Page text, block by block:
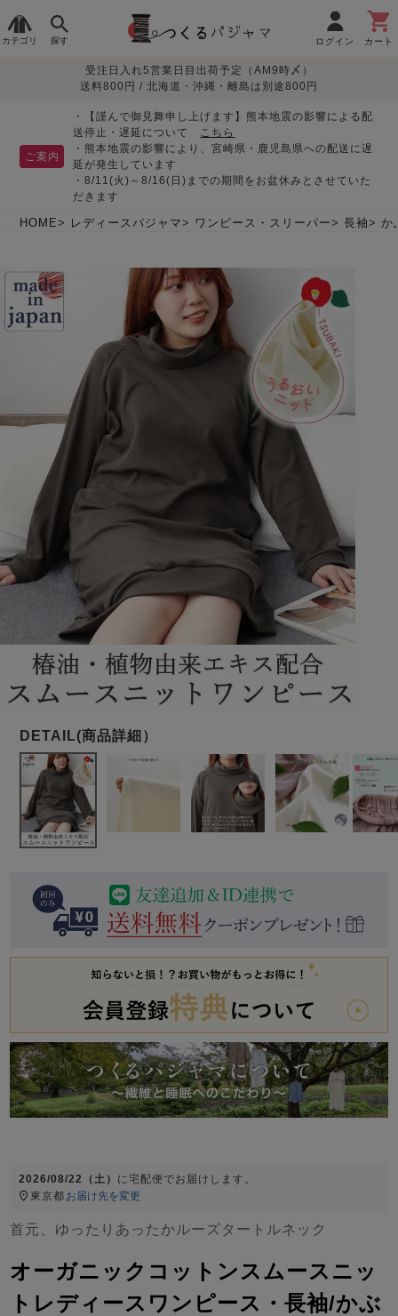
カテゴリ 探す ログイン カート
レディースパジャマ
秋 冬
メンズパジャマ
春 夏 秋
ガールズパジャマ
春 夏 秋 冬
ボーイズパジャマ
生地で
さがす
オーガニック素材 ガーゼ サテン織り
サッカー/ちぢみ 楊
柳
ニット/ストレッチ 起毛/フランネル
柄物
売れ筋ランキング
すべての生地一覧はこちら
目的別で
さがす
敏感肌用
パジャマ
入院・介護
胸が目立たない
マタニティ
ペアで
そろえたい
眠れる作務衣特集
体型別におすすめパジ
ルームウェア
インナーウェア カタログギフト
売れ筋ランキング
- Item Ranking -
- New Arrival -
目的別でさがす一覧はこちら
デザインで
さがす
ィース
パジャマ
前開き かぶり ワンピース
羽織・バスロ
上着単品
ズボン単品
すべてのメン
ズ
パジャマ
かぶり スリーパー
作務衣
羽織・バスロ
ーブ
上着単品
ズボン単品
すべてのキッ
ズ
ガールズ前開
き
ガールズかぶ
り
ボーイズ長袖
夏パジャマ特集 つくるパジャマとは
お支払い・送料・配送
返品・交換について よくあるご質問
会社概要 安心の日本製
SDGsの取り組み
受注日入れ5営業日目出荷予定（AM9時〆）
送料800円 / 北海道・沖縄・離島は別途800円
ご案内
・【謹んで御見舞申し上げます】熊本地震の影響による配
送停止・遅延について こちら
・熊本地震の影響により、宮崎県・鹿児島県への配送に遅
延が発生しています
・8/11(火)～8/16(日)までの期間をお盆休みとさせていた
だきます
HOME レディースパジャマ ワンピース・スリーパー 長袖 か
2026/08/22（土） に宅配便 でお届けします。
東京都 お届け先を変更
首元、ゆったりあったかルーズタートルネック
オーガニックコットンスムースニッ
トレディースワンピース・長袖/かぶ